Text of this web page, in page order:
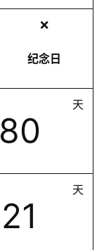
❌
纪念日
80
天
21
天